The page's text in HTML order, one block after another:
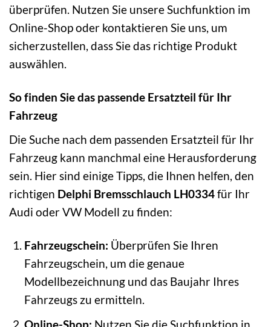
überprüfen. Nutzen Sie unsere Suchfunktion im
Online-Shop oder kontaktieren Sie uns, um
sicherzustellen, dass Sie das richtige Produkt
auswählen.
So finden Sie das passende Ersatzteil für Ihr
Fahrzeug
Die Suche nach dem passenden Ersatzteil für Ihr
Fahrzeug kann manchmal eine Herausforderung
sein. Hier sind einige Tipps, die Ihnen helfen, den
richtigen Delphi Bremsschlauch LH0334für Ihr
Audi oder VW Modell zu finden:
Fahrzeugschein: Überprüfen Sie Ihren
Fahrzeugschein, um die genaue
Modellbezeichnung und das Baujahr Ihres
Fahrzeugs zu ermitteln.